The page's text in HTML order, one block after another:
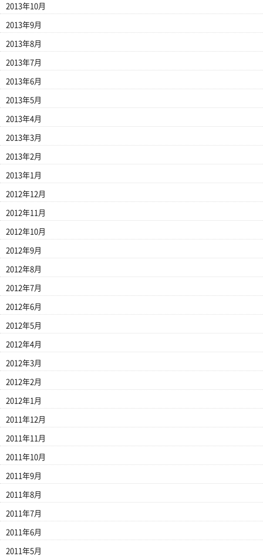
2013年10月
2013年9月
2013年8月
2013年7月
2013年6月
2013年5月
2013年4月
2013年3月
2013年2月
2013年1月
2012年12月
2012年11月
2012年10月
2012年9月
2012年8月
2012年7月
2012年6月
2012年5月
2012年4月
2012年3月
2012年2月
2012年1月
2011年12月
2011年11月
2011年10月
2011年9月
2011年8月
2011年7月
2011年6月
2011年5月